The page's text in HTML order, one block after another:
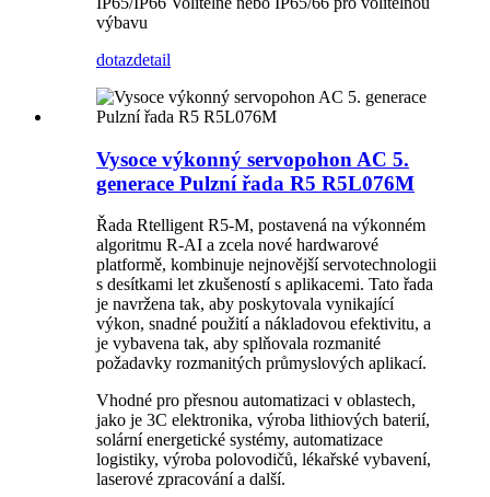
výbavu
dotazdetail
Vysoce výkonný servopohon AC 5.
generace Pulzní řada R5 R5L076M
Řada Rtelligent R5-M, postavená na výkonném
algoritmu R-AI a zcela nové hardwarové
platformě, kombinuje nejnovější servotechnologii
s desítkami let zkušeností s aplikacemi. Tato řada
je navržena tak, aby poskytovala vynikající
výkon, snadné použití a nákladovou efektivitu, a
je vybavena tak, aby splňovala rozmanité
požadavky rozmanitých průmyslových aplikací.
Vhodné pro přesnou automatizaci v oblastech,
jako je 3C elektronika, výroba lithiových baterií,
solární energetické systémy, automatizace
logistiky, výroba polovodičů, lékařské vybavení,
laserové zpracování a další.